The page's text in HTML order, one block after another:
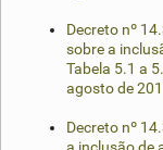
Decreto nº
sobre a
Tabela 5.1 a
agosto de
Decreto nº